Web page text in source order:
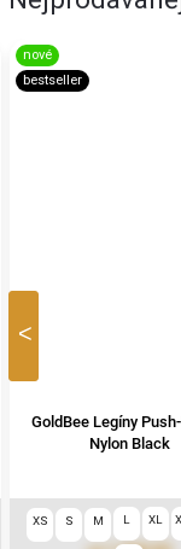
Previous
nové
bestseller
GoldBee Legíny
Nylon Black
XS S M L XL